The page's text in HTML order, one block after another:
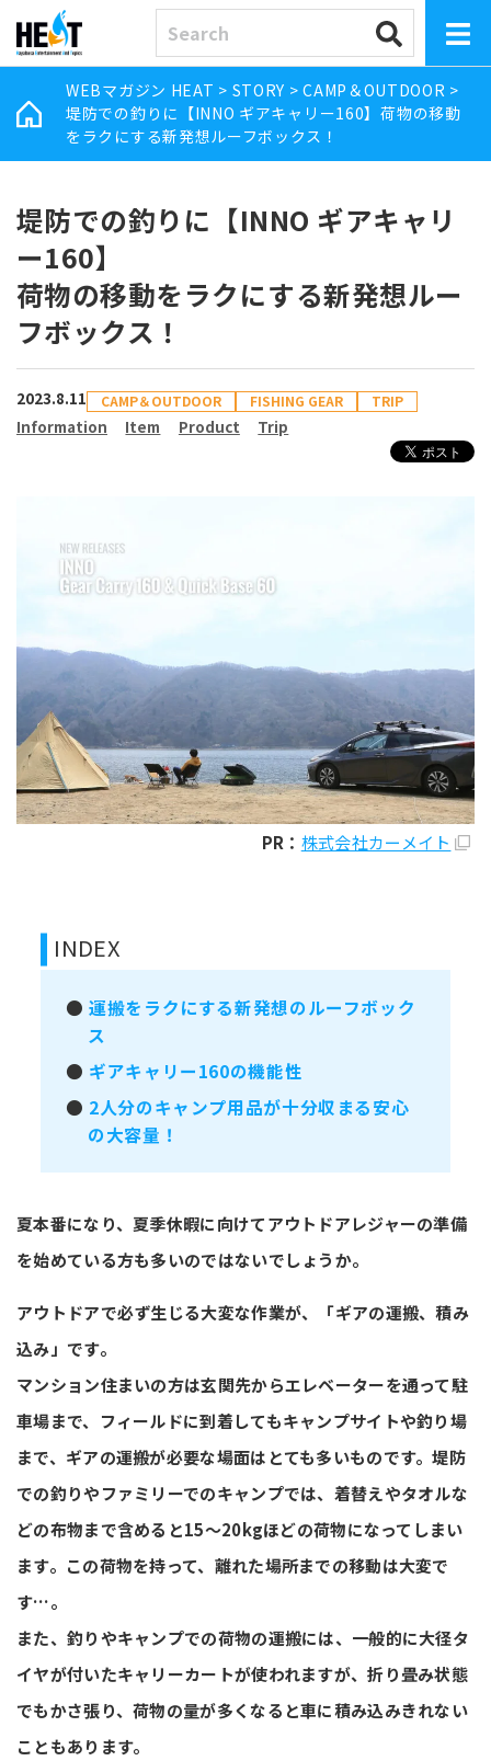
WEBマガジン HEAT > STORY >CAMP＆OUTDOOR >
堤防での釣りに【INNO ギアキャリー160】荷物の移動
をラクにする新発想ルーフボックス！
堤防での釣りに【INNO ギアキャリ
ー160】
荷物の移動をラクにする新発想ルー
フボックス！
2023.8.11 CAMP＆OUTDOOR FISHING GEAR TRIP
Information Item Product Trip
PR： 株式会社カーメイト
INDEX
●運搬をラクにする新発想のルーフボック
ス
● ギアキャリー160の機能性
● 2人分のキャンプ用品が十分収まる安心
の大容量！
夏本番になり、夏季休暇に向けてアウトドアレジャーの準備
を始めている方も多いのではないでしょうか。
アウトドアで必ず生じる大変な作業が、「ギアの運搬、積み
込み」です。
マンション住まいの方は玄関先からエレベーターを通って駐
車場まで、フィールドに到着してもキャンプサイトや釣り場
まで、ギアの運搬が必要な場面はとても多いものです。堤防
での釣りやファミリーでのキャンプでは、着替えやタオルな
どの布物まで含めると15～20kgほどの荷物になってしまい
ます。この荷物を持って、離れた場所までの移動は大変で
す…。
また、釣りやキャンプでの荷物の運搬には、一般的に大径タ
イヤが付いたキャリーカートが使われますが、折り畳み状態
でもかさ張り、荷物の量が多くなると車に積み込みきれない
こともあります。